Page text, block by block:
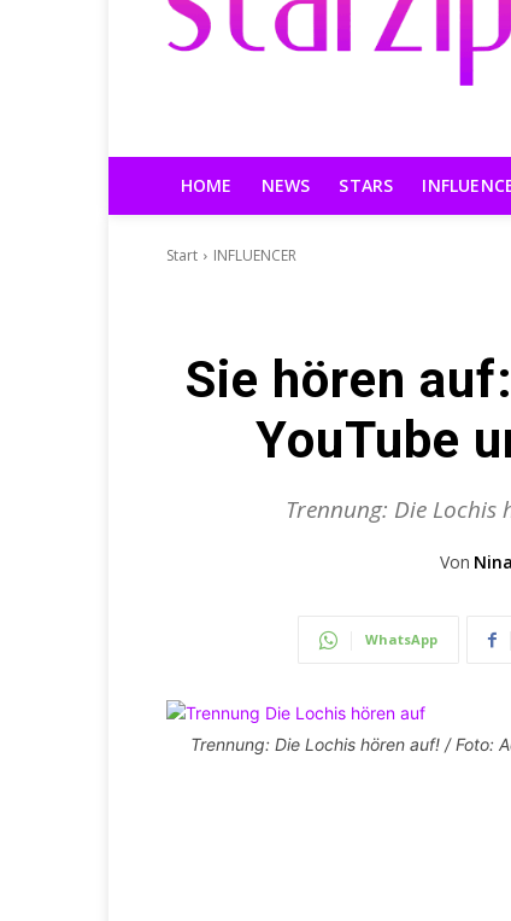
HOME NEWS STARS
Start INFLUENCER
Sie hören
YouTube
Trennung: Die
Von
WhatsApp
Trennung: Die Lochis hören auf! / Foto: